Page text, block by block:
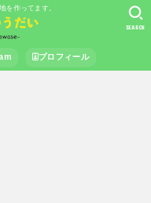
を作ってます。
プロフィール
SEARCH